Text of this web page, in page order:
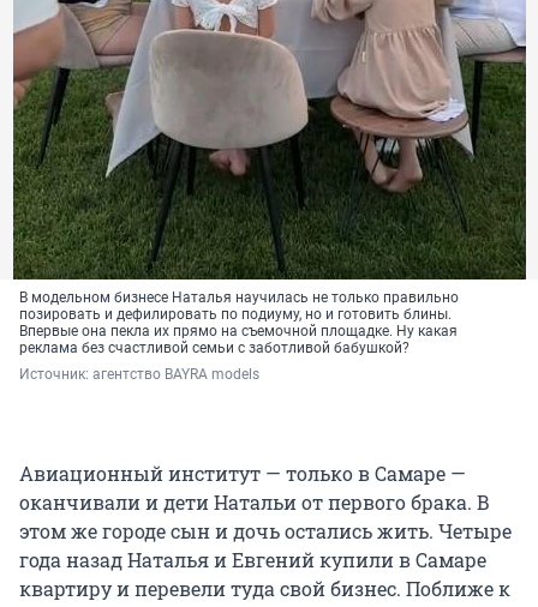
В модельном бизнесе Наталья научилась не только правильно
позировать и дефилировать по подиуму, но и готовить блины.
Впервые она пекла их прямо на съемочной площадке. Ну какая
реклама без счастливой семьи с заботливой бабушкой?
Источник: агентство BAYRA models
Авиационный институт — только в Самаре —
оканчивали и дети Натальи от первого брака. В
этом же городе сын и дочь остались жить. Четыре
года назад Наталья и Евгений купили в Самаре
квартиру и перевели туда свой бизнес. Поближе к